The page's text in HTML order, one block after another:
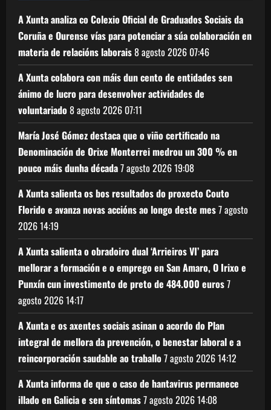
A Xunta analiza co Colexio Oficial de Graduados Sociais da
Coruña e Ourense vías para potenciar a súa colaboración en
materia de relacións laborais8 agosto 2026 07:46
A Xunta colabora con máis dun cento de entidades sen
ánimo de lucro para desenvolver actividades de
voluntariado8 agosto 2026 07:11
María José Gómez destaca que o viño certificado na
Denominación de Orixe Monterrei medrou un 300 % en
pouco máis dunha década7 agosto 202619:08
A Xunta salienta os bos resultados do proxecto Couto
Florido e avanza novas accións ao longo deste mes7 agosto
202614:19
A Xunta salienta o obradoiro dual ‘Arrieiros VI’ para
mellorar a formación e o emprego en San Amaro, O Irixo e
Punxín cun investimento de preto de 484.000 euros7
agosto 202614:17
A Xunta e os axentes sociais asinan o acordo do Plan
integral de mellora da prevención, o benestar laboral e a
reincorporación saudable ao traballo7 agosto 202614:12
A Xunta informa de que o caso de hantavirus permanece
illado en Galicia e sen síntomas7 agosto 202614:08